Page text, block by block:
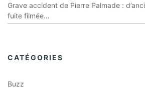
Grave accident de Pierre Palmade :
fuite filmée…
CATÉGORIES
Buzz